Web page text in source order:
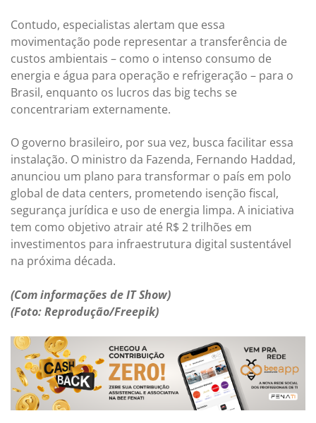
Contudo, especialistas alertam que essa
movimentação pode representar a transferência de
custos ambientais – como o intenso consumo de
energia e água para operação e refrigeração – para o
Brasil, enquanto os lucros das big techs se
concentrariam externamente.
O governo brasileiro, por sua vez, busca facilitar essa
instalação. O ministro da Fazenda, Fernando Haddad,
anunciou um plano para transformar o país em polo
global de data centers, prometendo isenção fiscal,
segurança jurídica e uso de energia limpa. A iniciativa
tem como objetivo atrair até R$ 2 trilhões em
investimentos para infraestrutura digital sustentável
na próxima década.
(Com informações de IT Show)
(Foto: Reprodução/Freepik)